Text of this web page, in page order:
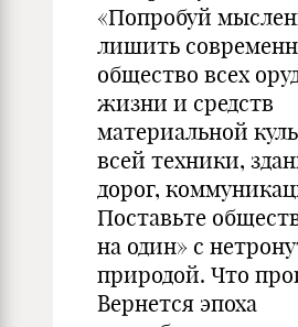
«Попробуй
лишить
общество всех
жизни и средств
материальной
всей техники,
дорог,
Поставьте
на один» с
природой. Что
Вернется эпоха